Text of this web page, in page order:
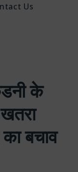
Us
के
बचाव